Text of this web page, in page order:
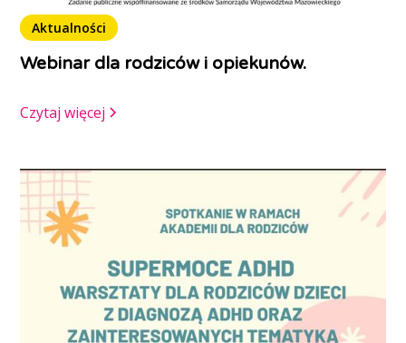
Aktualności
Webinar dla rodziców i opiekunów.
Czytaj więcej